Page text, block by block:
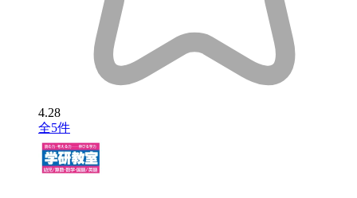
4.28
全5件